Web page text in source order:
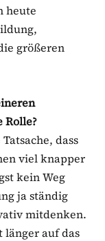
heute
größeren
Rolle?
dass
viel knapper
kein Weg
ja ständig
mitdenken.
länger auf das